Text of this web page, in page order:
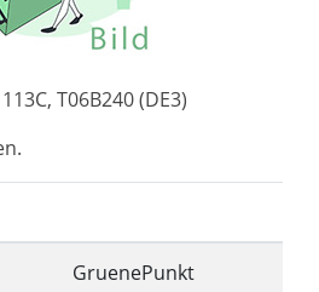
T06B240 (DE3)
GruenePunkt